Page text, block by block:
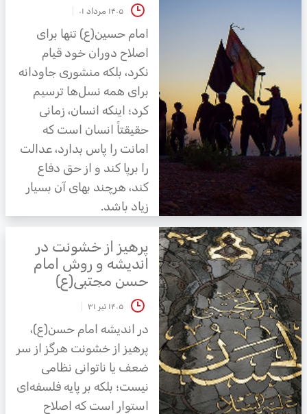
۱۴۰۵ مرداد ۰۱
امام حسین(ع) تنها برای
اصلاح دوران خود قیام
نکرد، بلکه منشوری جاودانه
برای همه نسل‌ها ترسیم
کرد؛ اینکه انسان، زمانی
حقیقتاً انسان است که
امانت را پاس بدارد، عدالت
را برپا کند و از حق دفاع
کند، هرچند بهای آن بسیار
زیاد باشد.
پرهیز از خشونت در
اندیشه و روش امام
حسن مجتبی(ع)
۱۴۰۵ تیر ۳۱
در اندیشه امام حسن(ع)،
پرهیز از خشونت هرگز از سر
ضعف یا ناتوانی نظامی
نیست؛ بلکه بر پایه فلسفه‌ای
استوار است که اصلاح